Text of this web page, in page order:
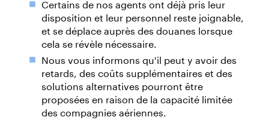
Certains de nos agents ont déjà pris leur
disposition et leur personnel reste joignable,
et se déplace auprès des douanes lorsque
cela se révèle nécessaire.
Nous vous informons qu'il peut y avoir des
retards, des coûts supplémentaires et des
solutions alternatives pourront être
proposées en raison de la capacité limitée
des compagnies aériennes.